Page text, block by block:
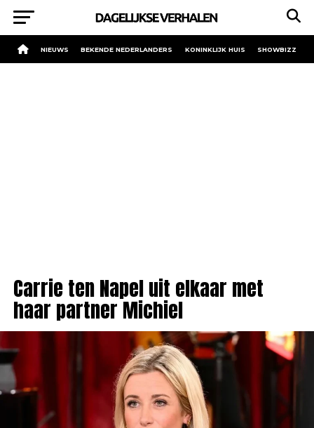
NIEUWS BEKENDE NEDERLANDERS KONINKLIJK HUIS SHOWBIZZ
Carrie ten Napel uit elkaar met
haar partner Michiel